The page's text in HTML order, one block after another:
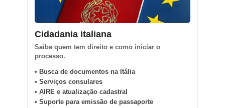
Cidadania italiana
Saiba quem tem direito e como iniciar o
processo.
• Busca de documentos na Itália
• Serviços consulares
• AIRE e atualização cadastral
• Suporte para emissão de passaporte